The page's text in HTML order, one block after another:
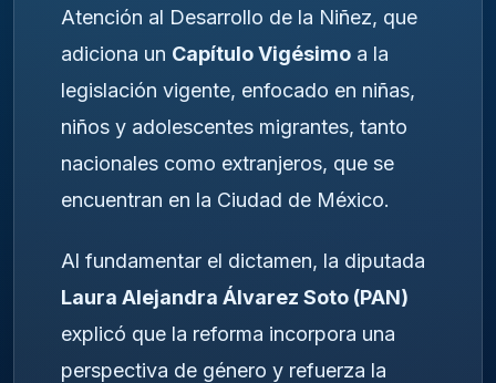
Atención al Desarrollo de la Niñez, que
adiciona un Capítulo Vigésimo a la
legislación vigente, enfocado en niñas,
niños y adolescentes migrantes, tanto
nacionales como extranjeros, que se
encuentran en la Ciudad de México.
Al fundamentar el dictamen, la diputada
Laura Alejandra Álvarez Soto (PAN)
explicó que la reforma incorpora una
perspectiva de género y refuerza la